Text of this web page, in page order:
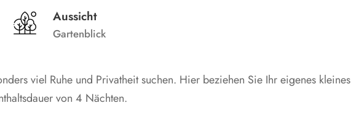
Aussicht
Gartenblick
viel Ruhe und Privatheit suchen. Hier beziehen Sie Ihr eigenes kleines
von 4 Nächten.